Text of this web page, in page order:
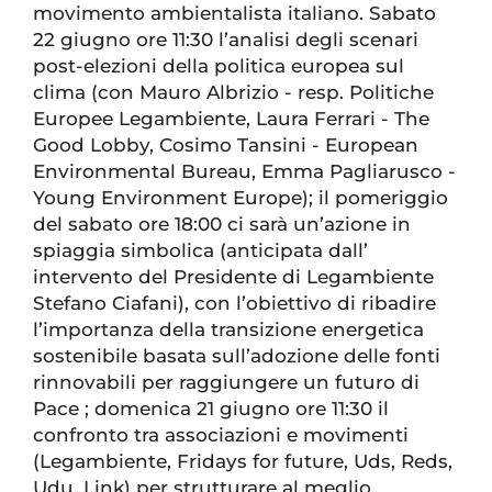
movimento ambientalista italiano. Sabato
22 giugno ore 11:30 l’analisi degli scenari
post-elezioni della politica europea sul
clima (con Mauro Albrizio - resp. Politiche
Europee Legambiente, Laura Ferrari - The
Good Lobby, Cosimo Tansini - European
Environmental Bureau, Emma Pagliarusco -
Young Environment Europe); il pomeriggio
del sabato ore 18:00 ci sarà un’azione in
spiaggia simbolica (anticipata dall’
intervento del Presidente di Legambiente
Stefano Ciafani), con l’obiettivo di ribadire
l’importanza della transizione energetica
sostenibile basata sull’adozione delle fonti
rinnovabili per raggiungere un futuro di
Pace ; domenica 21 giugno ore 11:30 il
confronto tra associazioni e movimenti
(Legambiente, Fridays for future, Uds, Reds,